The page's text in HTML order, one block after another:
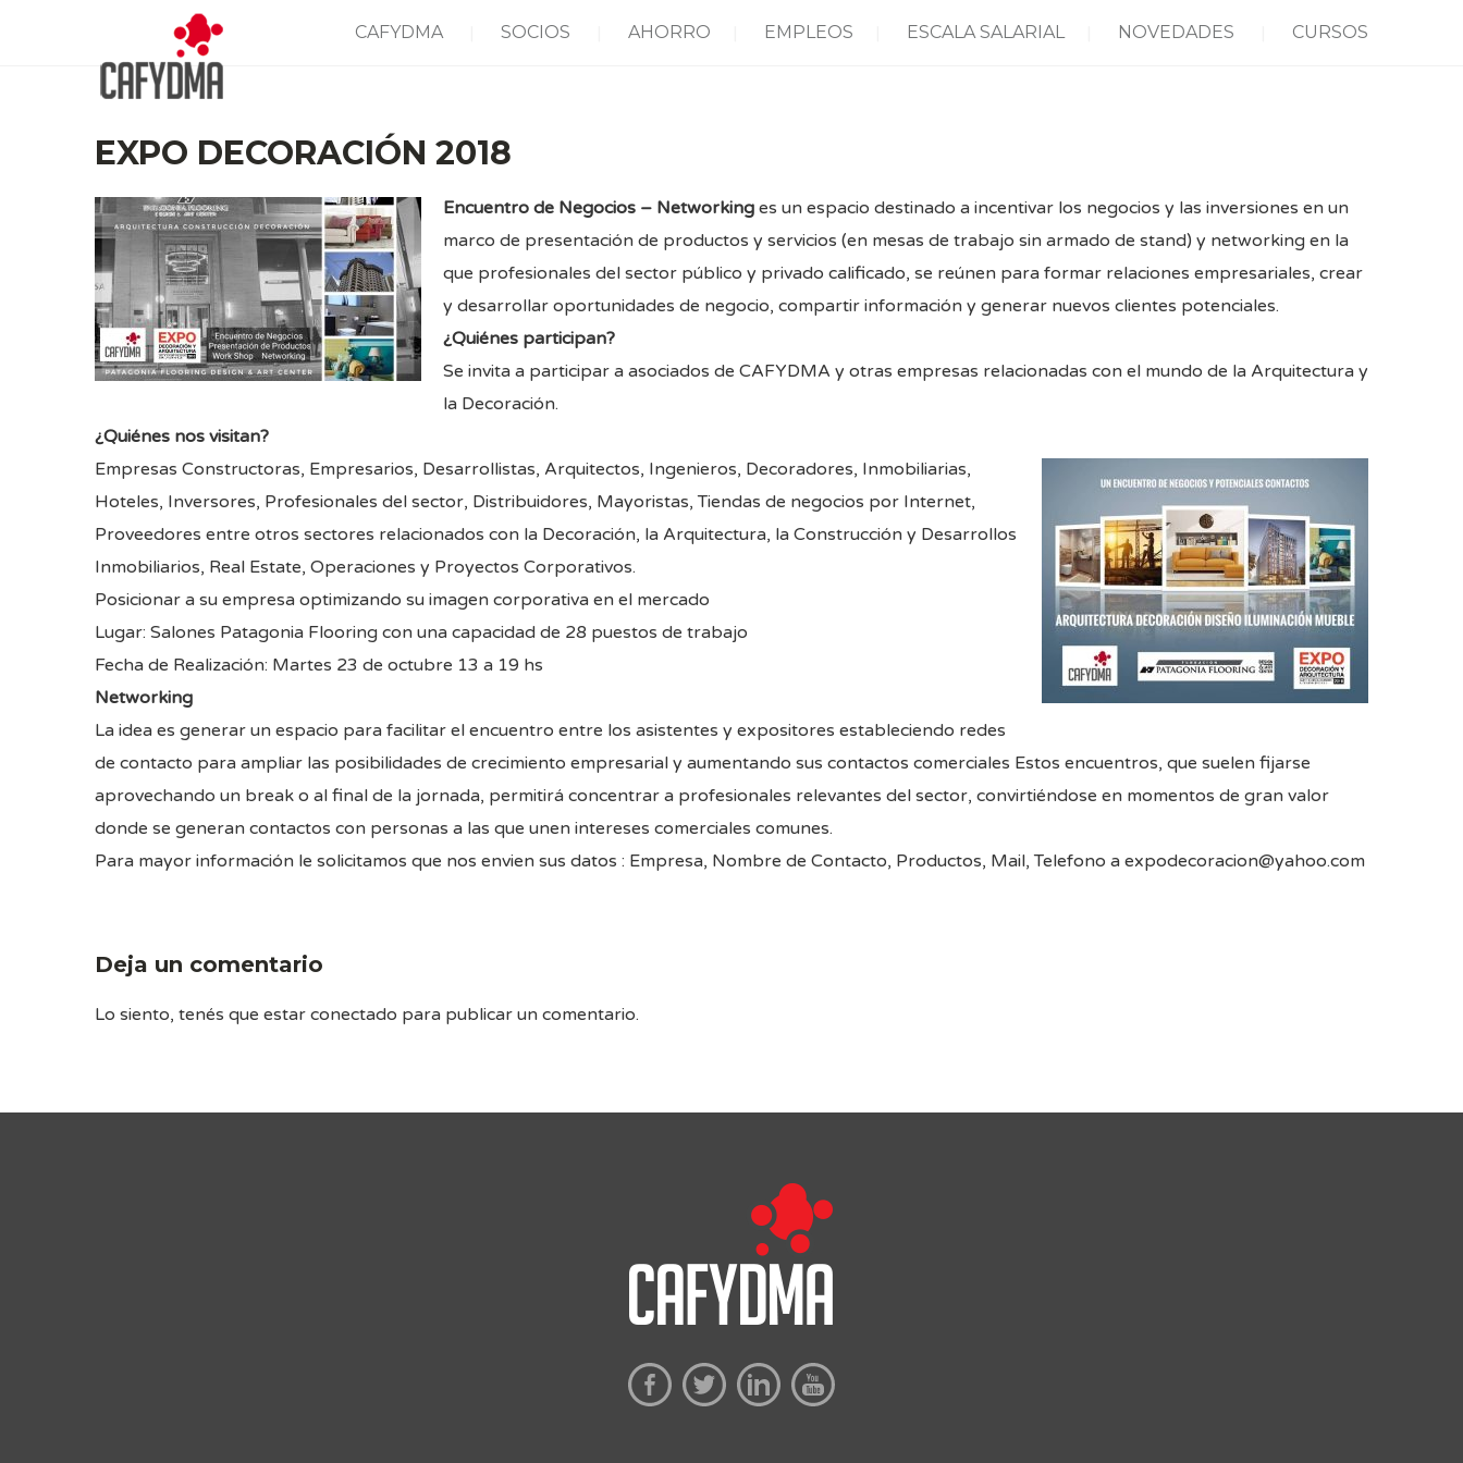
CAFYDMA SOCIOS AHORRO EMPLEOS ESCALA SALARIAL NOVEDADES CURSOS
EXPO DECORACIÓN 2018
Encuentro de Negocios – Networking es un espacio destinado a incentivar los negocios y las inversiones en un
marco de presentación de productos y servicios (en mesas de trabajo sin armado de stand) y networking en la
que profesionales del sector público y privado calificado, se reúnen para formar relaciones empresariales, crear
y desarrollar oportunidades de negocio, compartir información y generar nuevos clientes potenciales.
¿Quiénes participan?
Se invita a participar a asociados de CAFYDMA y otras empresas relacionadas con el mundo de la Arquitectura y
la Decoración.
¿Quiénes nos visitan?
Empresas Constructoras, Empresarios, Desarrollistas, Arquitectos, Ingenieros, Decoradores, Inmobiliarias,
Hoteles, Inversores, Profesionales del sector, Distribuidores, Mayoristas, Tiendas de negocios por Internet,
Proveedores entre otros sectores relacionados con la Decoración, la Arquitectura, la Construcción y Desarrollos
Inmobiliarios, Real Estate, Operaciones y Proyectos Corporativos.
Posicionar a su empresa optimizando su imagen corporativa en el mercado
Lugar: Salones Patagonia Flooring con una capacidad de 28 puestos de trabajo
Fecha de Realización: Martes 23 de octubre 13 a 19 hs
Networking
La idea es generar un espacio para facilitar el encuentro entre los asistentes y expositores estableciendo redes
de contacto para ampliar las posibilidades de crecimiento empresarial y aumentando sus contactos comerciales Estos encuentros, que suelen fijarse
aprovechando un break o al final de la jornada, permitirá concentrar a profesionales relevantes del sector, convirtiéndose en momentos de gran valor
donde se generan contactos con personas a las que unen intereses comerciales comunes.
Para mayor información le solicitamos que nos envien sus datos : Empresa, Nombre de Contacto, Productos, Mail, Telefono a expodecoracion@yahoo.com
Deja un comentario
Lo siento, tenés que estar conectado para publicar un comentario.